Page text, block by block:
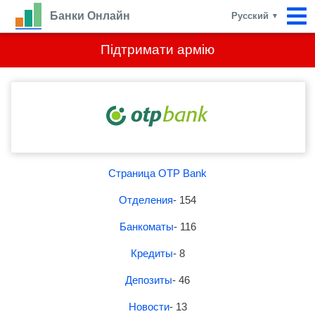
Підтримати армію
Банки Онлайн Русский ▼
Страница OTP Bank
Отделения- 154
Банкоматы- 116
Кредиты- 8
Депозиты- 46
Новости- 13